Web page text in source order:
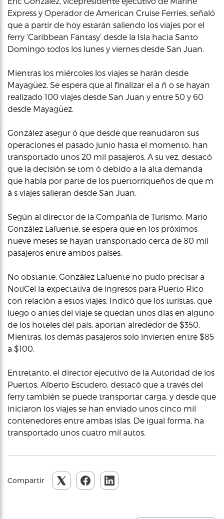
Express y Operador de American Cruise Ferries, señaló
que a partir de hoy estarán saliendo los viajes por el
ferry ‘Caribbean Fantasy’ desde la Isla hacia Santo
Domingo todos los lunes y viernes desde San Juan.
Mientras los miércoles los viajes se harán desde
Mayagüez. Se espera que al finalizar el a ñ o se hayan
realizado 100 viajes desde San Juan y entre 50 y 60
desde Mayagüez.
González asegur ó que desde que reanudaron sus
operaciones el pasado junio hasta el momento, han
transportado unos 20 mil pasajeros. A su vez, destacó
que la decisión se tom ó debido a la alta demanda
que había por parte de los puertorriqueños de que m
á s viajes salieran desde San Juan.
Según al director de la Compañía de Turismo, Mario
González Lafuente, se espera que en los próximos
nueve meses se hayan transportado cerca de 80 mil
pasajeros entre ambos países.
No obstante, González Lafuente no pudo precisar a
NotiCel la expectativa de ingresos para Puerto Rico
con relación a estos viajes. Indicó que los turistas, que
luego o antes del viaje se quedan unos días en alguno
de los hoteles del país, aportan alrededor de $350.
Mientras, los demás pasajeros solo invierten entre $85
a $100.
Entretanto, el director ejecutivo de la Autoridad de los
Puertos, Alberto Escudero, destacó que a través del
ferry también se puede transportar carga, y desde que
iniciaron los viajes se han enviado unos cinco mil
contenedores entre ambas islas. De igual forma, ha
transportado unos cuatro mil autos.
Compartir